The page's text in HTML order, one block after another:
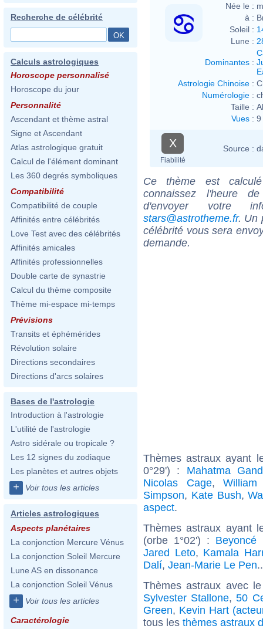
Recherche de célébrité
Calculs astrologiques
Horoscope personnalisé
Horoscope du jour
Personnalité
Ascendant et thème astral
Signe et Ascendant
Atlas astrologique gratuit
Calcul de l'élément dominant
Les 360 degrés symboliques
Compatibilité
Compatibilité de couple
Affinités entre célébrités
Love Test avec des célébrités
Affinités amicales
Affinités professionnelles
Double carte de synastrie
Calcul du thème composite
Thème mi-espace mi-temps
Prévisions
Transits et éphémérides
Révolution solaire
Directions secondaires
Directions d'arcs solaires
Bases de l'astrologie
Introduction à l'astrologie
L'utilité de l'astrologie
Astro sidérale ou tropicale ?
Les 12 signes du zodiaque
Les planètes et autres objets
+ Voir tous les articles
Articles astrologiques
Aspects planétaires
La conjonction Mercure Vénus
La conjonction Soleil Mercure
Lune AS en dissonance
La conjonction Soleil Vénus
+ Voir tous les articles
Caractérologie
Née le :
à :
Soleil :
Lune :
Dominantes :
Astrologie Chinoise :
Numérologie :
Taille :
Vues : 9
X
Fiabilité
Source :
Ce thème est
connaissez l'heure
d'envoyer votre
stars@astrotheme.fr. Un
célébrité vous sera
demande.
Thèmes astraux ayant
0°29') : Mahatma
Nicolas Cage, William
Simpson, Kate Bush,
aspect.
Thèmes astraux ayant
(orbe 1°02') : Beyoncé
Jared Leto, Kamala
Dalí, Jean-Marie Le Pen
Thèmes astraux avec
Sylvester Stallone,50
Green, Kevin Hart
tous les thèmes astraux